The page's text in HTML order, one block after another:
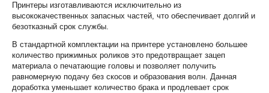
Принтеры изготавливаются исключительно из
высококачественных запасных частей, что обеспечивает долгий и
безотказный срок службы.
В стандартной комплектации на принтере установлено большее
количество прижимных роликов это предотвращает зацеп
материала о печатающие головы и позволяет получить
равномерную подачу без скосов и образования волн. Данная
доработка уменьшает количество брака и продлевает срок